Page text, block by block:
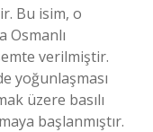
Bu isim, o
Osmanlı
verilmiştir.
yoğunlaşması
üzere basılı
başlanmıştır.